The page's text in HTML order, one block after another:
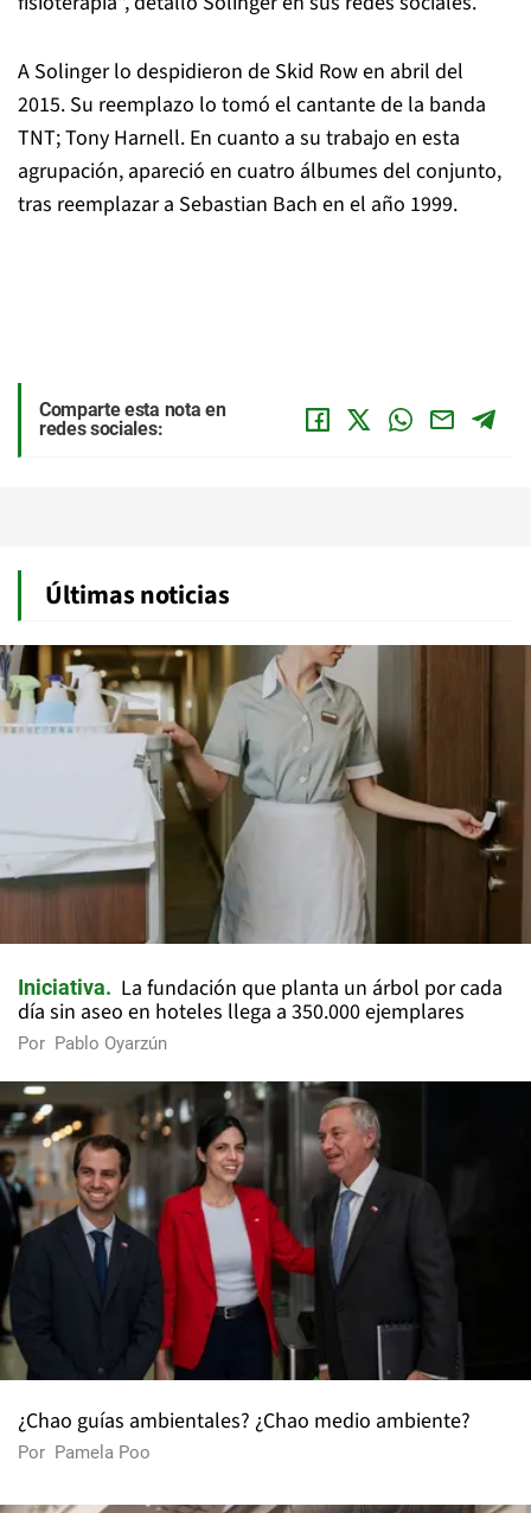
A Solinger lo despidieron de Skid Row en abril del
2015. Su reemplazo lo tomó el cantante de la banda
TNT; Tony Harnell. En cuanto a su trabajo en esta
agrupación, apareció en cuatro álbumes del conjunto,
tras reemplazar a Sebastian Bach en el año 1999.
Comparte esta nota en
redes sociales:
Últimas noticias
Iniciativa
La fundación que planta un árbol por cada
día sin aseo en hoteles llega a 350.000 ejemplares
Por Pablo Oyarzún
¿Chao guías ambientales? ¿Chao medio ambiente?
Por Pamela Poo